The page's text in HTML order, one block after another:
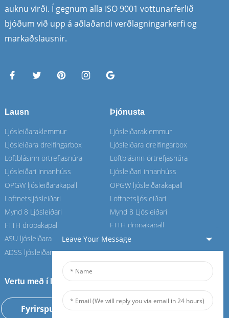
auknu virði. Í gegnum alla ISO 9001 vottunarferlið
bjóðum við upp á aðlaðandi verðlagningarkerfi og
markaðslausnir.
Lausn
Ljósleiðaraklemmur
Ljósleiðara dreifingarbox
Loftblásinn örtrefjasnúra
Ljósleiðari innanhúss
OPGW ljósleiðarakapall
Loftnetsljósleiðari
Mynd 8 Ljósleiðari
FTTH dropakapall
ASU ljósleiðarakapall
ADSS ljósleiðarakapall
Þjónusta
Ljósleiðaraklemmur
Ljósleiðara dreifingarbox
Loftblásinn örtrefjasnúra
Ljósleiðari innanhúss
OPGW ljósleiðarakapall
Loftnetsljósleiðari
Mynd 8 Ljósleiðari
FTTH dropakapall
ASU ljósleiðarakapall
ADSS ljósleiðarakapall
Vertu með í Feiboer-hópnum okkar
Fyrirspurn núna
Leave Your Message